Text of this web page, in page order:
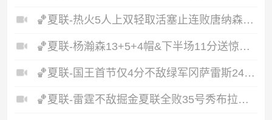
🏀夏联-热火5人上双轻取活塞止连败唐纳森20+8+10奥科里27分
🏀夏联-杨瀚森13+5+4帽&下半场11分送惊艳妙传开拓者力克掘金
🏀夏联-国王首节仅4分不敌绿军冈萨雷斯24+10+5塞纳克10+12
🏀夏联-雷霆不敌掘金夏联全败35号秀布拉齐尔32+6马拉14+7+6